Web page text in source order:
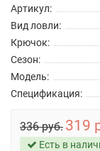
Артикул:
Вид ловли:
Крючок:
Сезон:
Модель:
Спецификация:
336 руб. 319
Есть в